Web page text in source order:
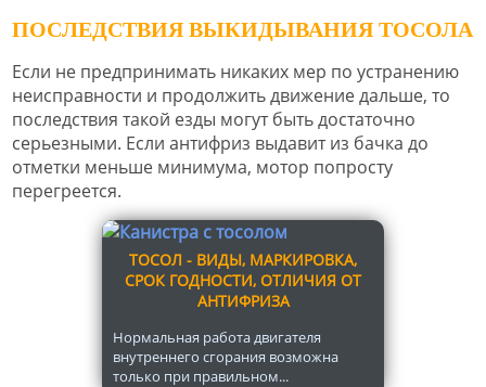
ПОСЛЕДСТВИЯ ВЫКИДЫВАНИЯ ТОСОЛА
Если не предпринимать никаких мер по устранению
неисправности и продолжить движение дальше, то
последствия такой езды могут быть достаточно
серьезными. Если антифриз выдавит из бачка до
отметки меньше минимума, мотор попросту
перегреется.
ТОСОЛ - ВИДЫ, МАРКИРОВКА,
СРОК ГОДНОСТИ, ОТЛИЧИЯ ОТ
АНТИФРИЗА
Нормальная работа двигателя
внутреннего сгорания возможна
только при правильном...